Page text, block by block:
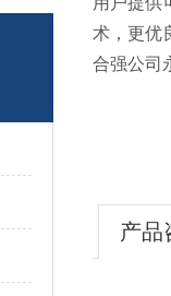
术，更优
合强公司
产品